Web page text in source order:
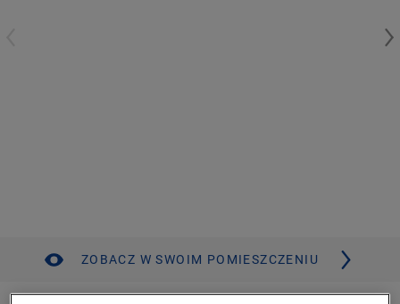
ZOBACZ W SWOIM POMIESZCZENIU